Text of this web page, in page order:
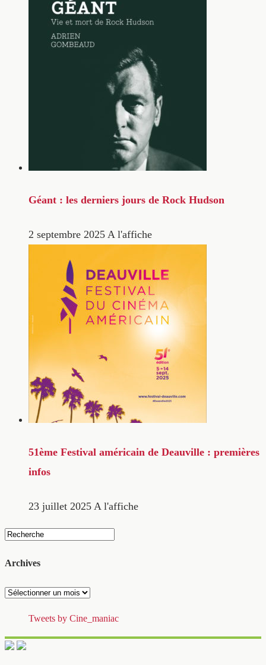
Géant : les derniers jours de Rock Hudson
2 septembre 2025 A l'affiche
51ème Festival américain de Deauville : premières
infos
23 juillet 2025 A l'affiche
Archives
Archives
Tweets by Cine_maniac